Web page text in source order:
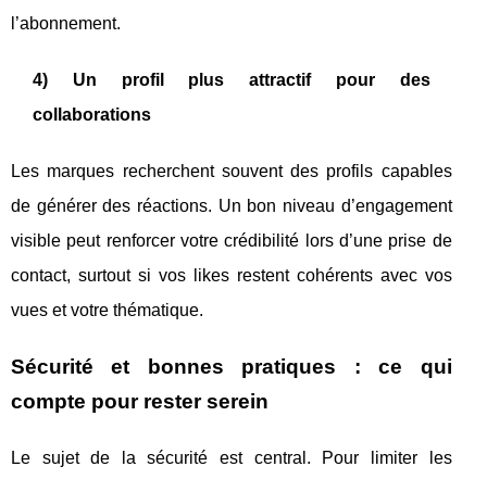
l’abonnement.
4) Un profil plus attractif pour des
collaborations
Les marques recherchent souvent des profils capables
de générer des réactions. Un bon niveau d’engagement
visible peut renforcer votre crédibilité lors d’une prise de
contact, surtout si vos likes restent cohérents avec vos
vues et votre thématique.
Sécurité et bonnes pratiques : ce qui
compte pour rester serein
Le sujet de la sécurité est central. Pour limiter les